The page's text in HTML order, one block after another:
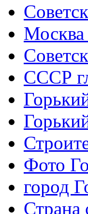
Москва
СССР
Фото
город
Страна